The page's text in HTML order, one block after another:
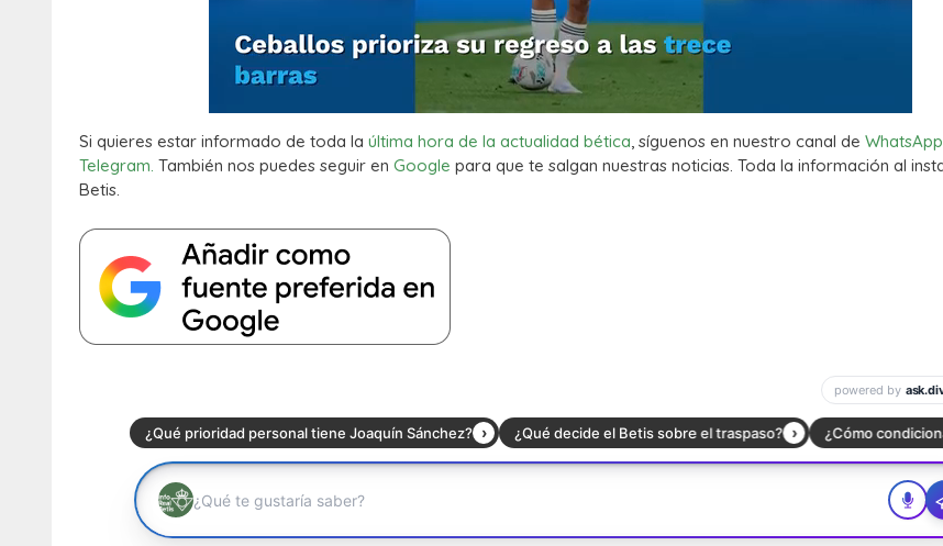
Si quieres estar informado de toda la última hora de la actualidad bética, síguenos en nuestro canal de WhatsApp
Telegram. También nos puedes seguir en Google para que te salgan nuestras noticias. Toda la información al
Betis.